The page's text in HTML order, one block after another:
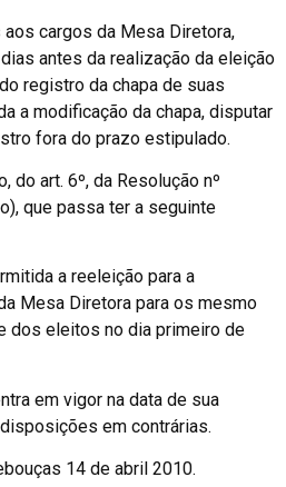
cargos da Mesa Diretora,
antes da realização da eleição
registro da chapa de suas
a modificação da chapa, disputar
fora do prazo estipulado.
do art. 6º, da Resolução nº
que passa ter a seguinte
a reeleição para a
Mesa Diretora para os mesmo
dos eleitos no dia primeiro de
em vigor na data de sua
em contrárias.
14 de abril 2010.